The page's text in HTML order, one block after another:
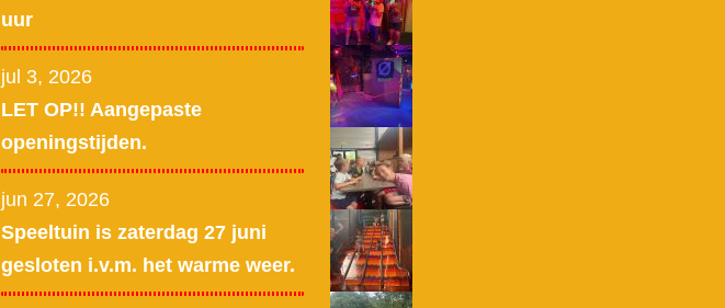
uur
jul 3, 2026
LET OP!! Aangepaste
openingstijden.
jun 27, 2026
Speeltuin is zaterdag 27 juni
gesloten i.v.m. het warme weer.